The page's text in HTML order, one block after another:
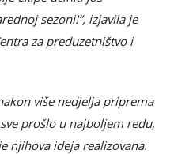
sezoni!”, izjavila je
za preduzetništvo i
više nedjelja priprema
prošlo u najboljem redu,
njihova ideja realizovana.